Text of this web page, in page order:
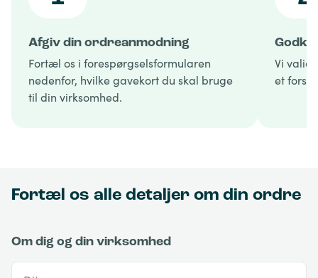
Afgiv din ordreanmodning
Fortæl os i forespørgselsformularen
nedenfor, hvilke gavekort du skal bruge
til din virksomhed.
Vi
et
Fortæl os alle detaljer om din ordre
Om dig og din virksomhed